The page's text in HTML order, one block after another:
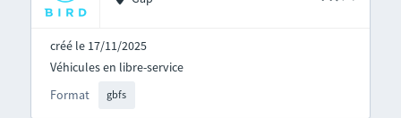
créé le 17/11/2025
Format gbfs
Véhicules en libre-service